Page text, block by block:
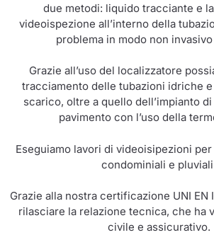
due metodi: liquido tracciante e
videoispezione all’interno della
problema in modo non
Grazie all’uso del localizzatore
tracciamento delle tubazioni idriche
scarico, oltre a quello dell’impianto
pavimento con l’uso della
Eseguiamo lavori di videoisipezioni
condominiali e
Grazie alla nostra certificazione UNI EN
rilasciare la relazione tecnica, che ha
civile e assicurativo.